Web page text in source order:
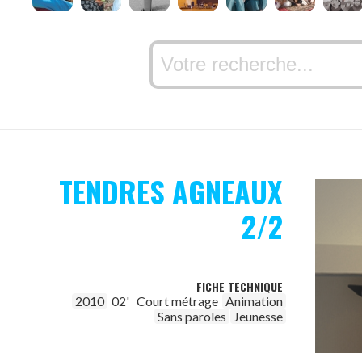
TENDRES AGNEAUX
2/2
FICHE TECHNIQUE
2010 02' Court métrage Animation
Sans paroles
Jeunesse